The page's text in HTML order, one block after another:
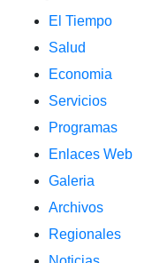
El Tiempo
Salud
Economia
Servicios
Programas
Enlaces Web
Galeria
Archivos
Regionales